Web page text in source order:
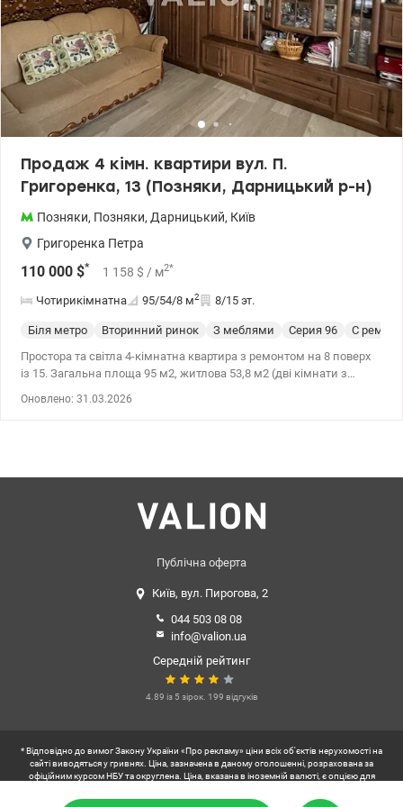
(перепланування / оренда) єВідновлення Ціна 105 000у.о.
0505143879 Наталя valion.ua/1148705
Продаж 4 кімн. квартири вул. П.
Григоренка, 13 (Позняки, Дарницький р-н)
Позняки, Позняки, Дарницький, Київ
Григоренка Петра
110 000 $* 1 158 $ / м2*
Чотирикімнатна 95/54/8 м2 8/15 эт.
Біля метро Вторинний ринок З меблями Cерия 96
С
Простора та світла 4-кімнатна квартира з ремонтом на 8 поверх
із 15. Загальна площа 95 м2, житлова 53,8 м2 (дві кімнати з
River Mall, Aladdin, Piramida, супермаркети, ринок, локації для
Прибережний на Дніпрі. Метро Позняки 15 хв пішки, поруч
зупинки міського транспорту, зручна транспортна розв’язка -
Дарія 0636689767, valion.ua/1139003
Оновлено: 31.03.2026
Публічна оферта
Київ, вул. Пирогова, 2
044 503 08 08
info@valion.ua
Середній рейтинг
4.89 із 5 зірок. 199 відгуків
* Відповідно до вимог Закону України «Про рекламу» ціни всіх об'єктів нерухомості на
сайті виводяться у гривнях. Ціна, зазначена в даному оголошенні, розрахована за
офіційним курсом НБУ та округлена. Ціна, вказана в іноземній валюті, є опцією для